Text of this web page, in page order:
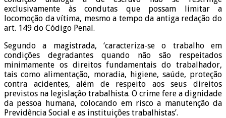
exclusivamente às condutas que possam limitar a
locomoção da vítima, mesmo a tempo da antiga redação do
art. 149 do Código Penal.
Segundo a magistrada, ‘caracteriza-se o trabalho em
condições degradantes quando não são respeitados
minimamente os direitos fundamentais do trabalhador,
tais como alimentação, moradia, higiene, saúde, proteção
contra acidentes, além de respeito aos seus direitos
previstos na legislação trabalhista. O crime fere a dignidade
da pessoa humana, colocando em risco a manutenção da
Previdência Social e as instituições trabalhistas’.